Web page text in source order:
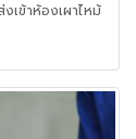
เข้าห้องเผาไหม้